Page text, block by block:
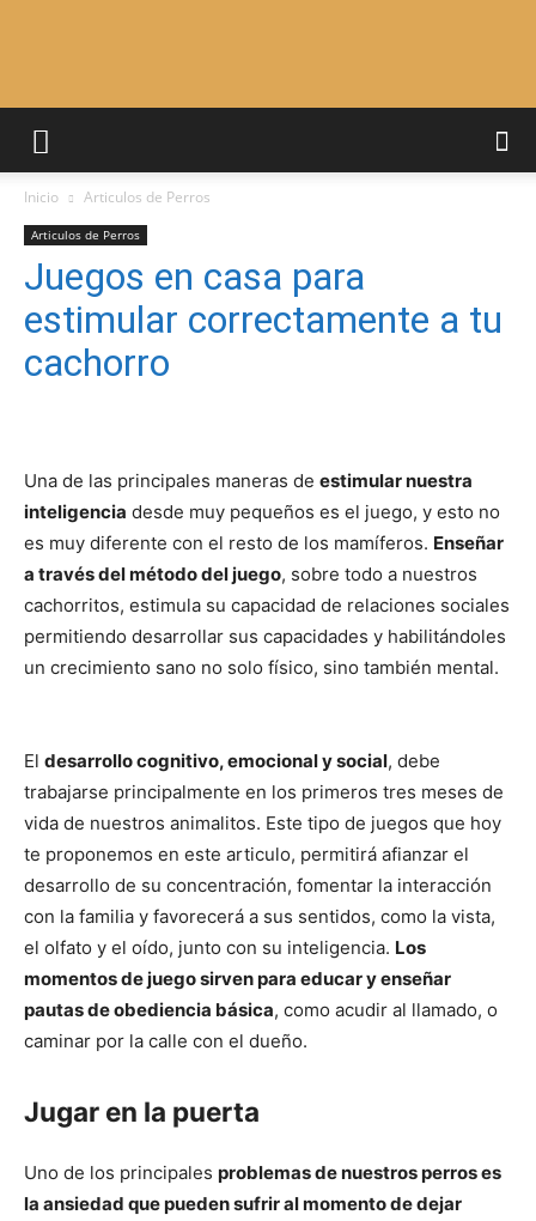
Adiestrar
–
de
Perros
–
Fotos
Inicio Articulos de Perros
Articulos de Perros
Juegos en casa para
estimular correctamente a tu
cachorro
Una de las principales maneras de estimular nuestra
inteligencia desde muy pequeños es el juego, y esto no
es muy diferente con el resto de los mamíferos. Enseñar
a través del método del juego, sobre todo a nuestros
cachorritos, estimula su capacidad de relaciones sociales
permitiendo desarrollar sus capacidades y habilitándoles
un crecimiento sano no solo físico, sino también mental.
El desarrollo cognitivo, emocional y social, debe
trabajarse principalmente en los primeros tres meses de
vida de nuestros animalitos. Este tipo de juegos que hoy
te proponemos en este articulo, permitirá afianzar el
desarrollo de su concentración, fomentar la interacción
con la familia y favorecerá a sus sentidos, como la vista,
el olfato y el oído, junto con su inteligencia. Los
momentos de juego sirven para educar y enseñar
pautas de obediencia básica, como acudir al llamado, o
caminar por la calle con el dueño.
Jugar en la puerta
Uno de los principales problemas de nuestros perros es
la ansiedad que pueden sufrir al momento de dejar